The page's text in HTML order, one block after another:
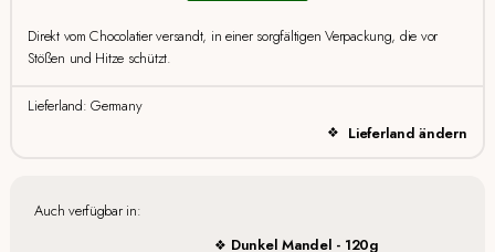
Direkt vom Chocolatier versandt, in einer sorgfältigen Verpackung, die vor
Stößen und Hitze schützt.
Lieferland: Germany
Lieferland ändern
Auch verfügbar in:
Dunkel Mandel - 120g